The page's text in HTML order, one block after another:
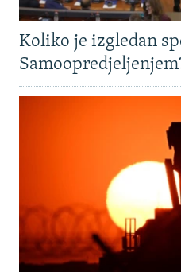
Koliko je izgledan